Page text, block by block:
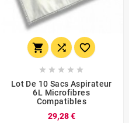
  
    
Lot De 10 Sacs Aspirateur
6L Microfibres
Compatibles
29,28 €